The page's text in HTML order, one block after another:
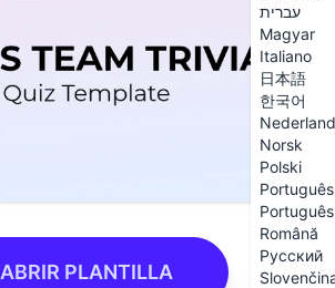
עברית
Magyar
Italiano
日本語
한국어
Norsk
Polski
Română
Русский
ABRIR PLANTILLA